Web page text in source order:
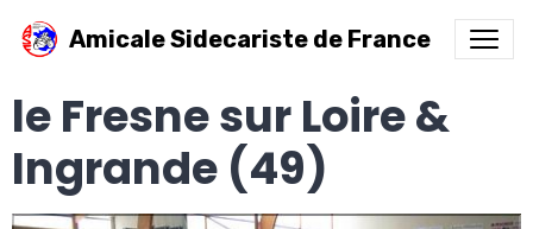
Amicale Sidecariste de France
le Fresne sur Loire &
Ingrande (49)